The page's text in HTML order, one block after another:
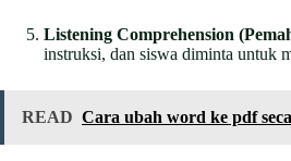
Listening Comprehension
instruksi, dan siswa diminta untuk
READ Cara ubah word ke pdf